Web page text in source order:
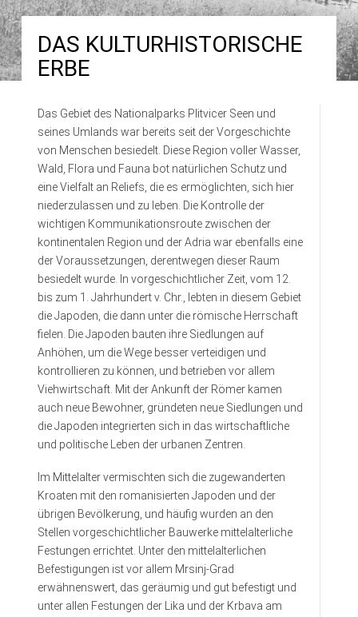
DAS KULTURHISTORISCHE
ERBE
Das Gebiet des Nationalparks Plitvicer Seen und
seines Umlands war bereits seit der Vorgeschichte
von Menschen besiedelt. Diese Region voller Wasser,
Wald, Flora und Fauna bot natürlichen Schutz und
eine Vielfalt an Reliefs, die es ermöglichten, sich hier
niederzulassen und zu leben. Die Kontrolle der
wichtigen Kommunikationsroute zwischen der
kontinentalen Region und der Adria war ebenfalls eine
der Voraussetzungen, derentwegen dieser Raum
besiedelt wurde. In vorgeschichtlicher Zeit, vom 12.
bis zum 1. Jahrhundert v. Chr., lebten in diesem Gebiet
die Japoden, die dann unter die römische Herrschaft
fielen. Die Japoden bauten ihre Siedlungen auf
Anhöhen, um die Wege besser verteidigen und
kontrollieren zu können, und betrieben vor allem
Viehwirtschaft. Mit der Ankunft der Römer kamen
auch neue Bewohner, gründeten neue Siedlungen und
die Japoden integrierten sich in das wirtschaftliche
und politische Leben der urbanen Zentren.
Im Mittelalter vermischten sich die zugewanderten
Kroaten mit den romanisierten Japoden und der
übrigen Bevölkerung, und häufig wurden an den
Stellen vorgeschichtlicher Bauwerke mittelalterliche
Festungen errichtet. Unter den mittelalterlichen
Befestigungen ist vor allem Mrsinj-Grad
erwähnenswert, das geräumig und gut befestigt und
unter allen Festungen der Lika und der Krbava am